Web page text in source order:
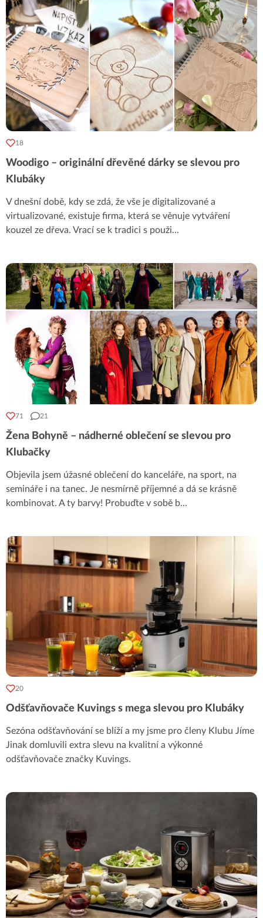
18
Woodigo – originální dřevěné dárky se slevou pro
Klubáky
V dnešní době, kdy se zdá, že vše je digitalizované a
virtualizované, existuje firma, která se věnuje vytváření
kouzel ze dřeva. Vrací se k tradici s použi...
71 21
Žena Bohyně – nádherné oblečení se slevou pro
Klubačky
Objevila jsem úžasné oblečení do kanceláře, na sport, na
semináře i na tanec. Je nesmírně příjemné a dá se krásně
kombinovat. A ty barvy! Probuďte v sobě b...
20
Odšťavňovače Kuvings s mega slevou pro Klubáky
Sezóna odšťavňování se blíží a my jsme pro členy Klubu Jíme
Jinak domluvili extra slevu na kvalitní a výkonné
odšťavňovače značky Kuvings.